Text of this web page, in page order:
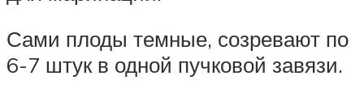
Сами плоды темные, созревают по
6-7 штук в одной пучковой завязи.